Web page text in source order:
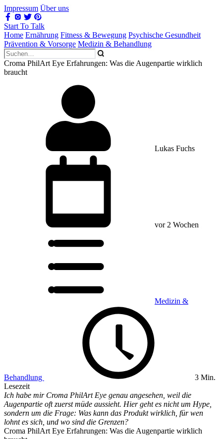
Impressum Über uns
Start To Talk
Home Ernährung Fitness & Bewegung Psychische Gesundheit
Prävention & Vorsorge Medizin & Behandlung
Croma PhilArt Eye Erfahrungen: Was die Augenpartie wirklich
braucht
Lukas Fuchs
vor 2 Wochen
Medizin &
Behandlung
3 Min.
Lesezeit
Ich habe mir Croma PhilArt Eye genau angesehen, weil die
Augenpartie oft zuerst müde aussieht. Hier geht es nicht um Hype,
sondern um die Frage: Was kann das Produkt wirklich, für wen
lohnt es sich, und wo sind die Grenzen?
Croma PhilArt Eye Erfahrungen: Was die Augenpartie wirklich